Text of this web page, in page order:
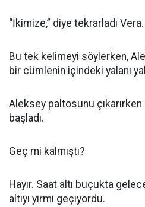
“İkimize,” diye tekrarladı Vera.
Bu tek kelimeyi söylerken,
bir cümlenin içindeki yalanı
Aleksey paltosunu çıkarırken
başladı.
Geç mi kalmıştı?
Hayır. Saat altı buçukta
altıyı yirmi geçiyordu.